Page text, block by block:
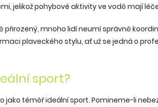
jelikož pohybové aktivity ve vodě mají
přirozený, mnoho lidí neumí správně
plaveckého stylu, ať už se jedná o
sport?
jako téměř ideální sport. Pomineme-li